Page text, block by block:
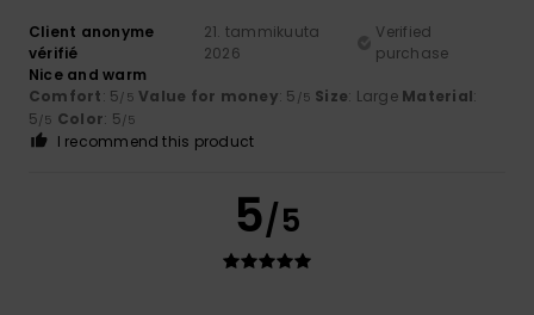
Client anonyme
vérifié
21. tammikuuta
2026
Verified
purchase
Nice and warm
Comfort: 5/5 Value for money: 5 /5 Size: Large Material:
5/5 Color: 5/5
I recommend this product
5/5